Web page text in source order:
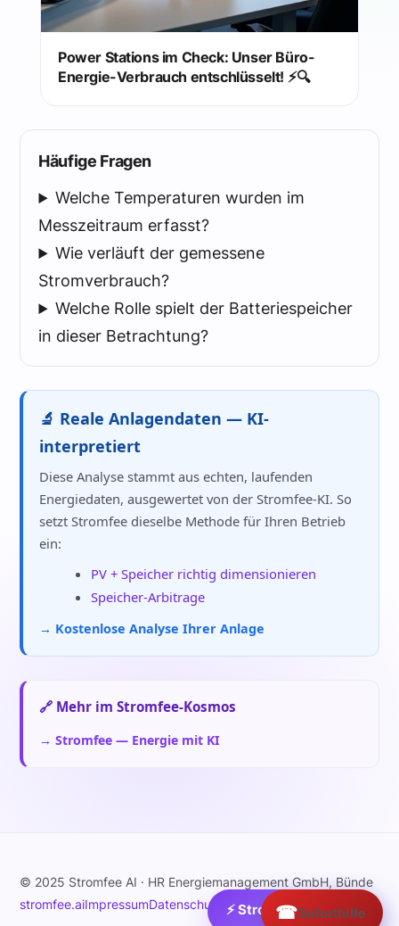
Power Stations im Check: Unser Büro-
Energie-Verbrauch entschlüsselt! ⚡️🔍
Häufige Fragen
Welche Temperaturen wurden im
Messzeitraum erfasst?
Wie verläuft der gemessene
Stromverbrauch?
Welche Rolle spielt der Batteriespeicher
in dieser Betrachtung?
🔬 Reale Anlagendaten — KI-
interpretiert
Diese Analyse stammt aus echten, laufenden
Energiedaten, ausgewertet von der Stromfee-KI. So
setzt Stromfee dieselbe Methode für Ihren Betrieb
ein:
PV + Speicher richtig dimensionieren
Speicher-Arbitrage
→ Kostenlose Analyse Ihrer Anlage
🔗 Mehr im Stromfee-Kosmos
→ Stromfee — Energie mit KI
© 2025 Stromfee AI · HR Energiemanagement GmbH, Bünde
stromfee.aiImpressumDatenschutz ⚡ Strom:165€/MWh ›
☎Soforthilfe